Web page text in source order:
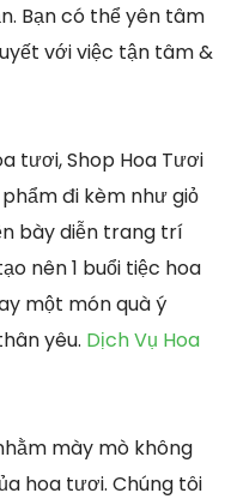
Bạn có thể yên tâm
với việc tận tâm &
tươi, Shop Hoa Tươi
đi kèm như giỏ
bày diễn trang trí
nên 1 buổi tiệc hoa
một món quà ý
yêu. Dịch Vụ Hoa
mày mò không
hoa tươi. Chúng tôi